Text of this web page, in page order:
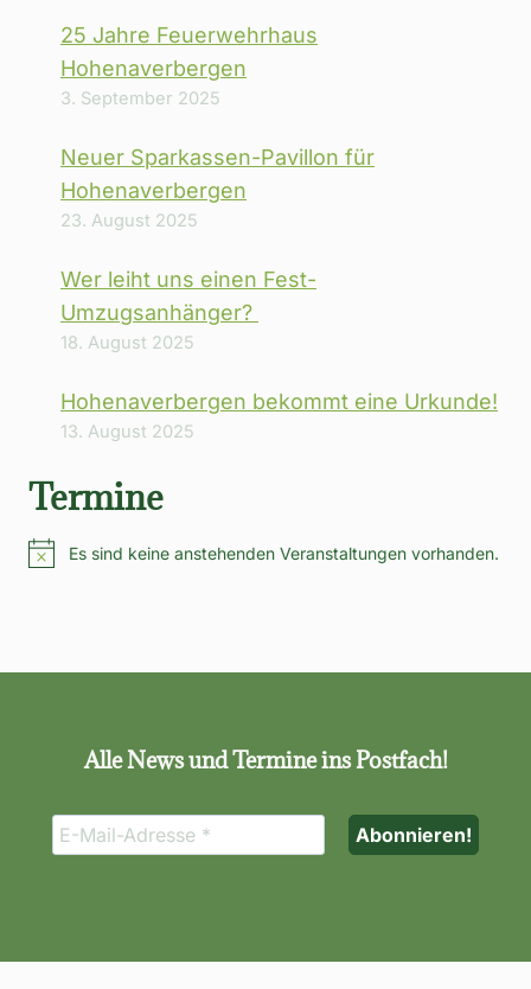
25 Jahre Feuerwehrhaus
Hohenaverbergen
3. September 2025
Neuer Sparkassen-Pavillon für
Hohenaverbergen
23. August 2025
Wer leiht uns einen Fest-
Umzugsanhänger?
18. August 2025
Hohenaverbergen bekommt eine Urkunde!
13. August 2025
Termine
HinweisEs sind keine anstehenden Veranstaltungen vorhanden.
Alle News und Termine ins Postfach!